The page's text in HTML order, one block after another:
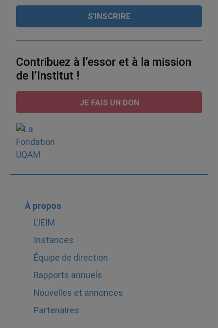
Contribuez à l’essor et à la mission
de l’Institut !
JE FAIS UN DON
À propos
L’IEIM
Instances
Équipe de direction
Rapports annuels
Nouvelles et annonces
Partenaires